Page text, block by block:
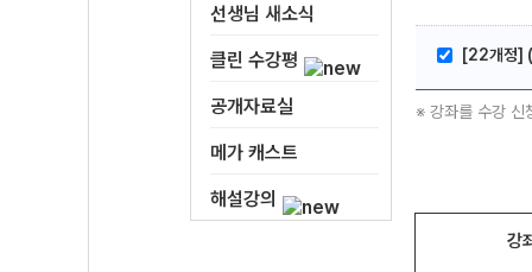
선생님 새소식
클린 수강평
공개자료실
메가 캐스트
해설강의
[22개정] (
※ 강좌를 수강 신
강